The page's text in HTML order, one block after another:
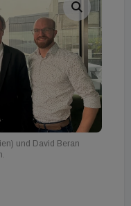
und David Beran